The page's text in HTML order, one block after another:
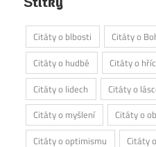
Citáty o blbosti Citáty o
Citáty o hudbě
Citáty o
Citáty o lidech
Citáty o
Citáty o myšlení
Citáty o
Citáty o optimismu
Citáty